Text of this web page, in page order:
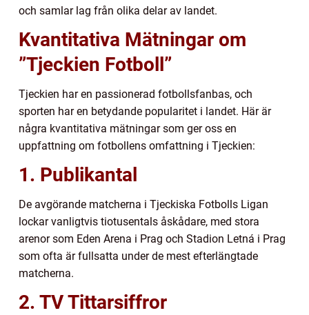
och samlar lag från olika delar av landet.
Kvantitativa Mätningar om
”Tjeckien Fotboll”
Tjeckien har en passionerad fotbollsfanbas, och
sporten har en betydande popularitet i landet. Här är
några kvantitativa mätningar som ger oss en
uppfattning om fotbollens omfattning i Tjeckien:
1. Publikantal
De avgörande matcherna i Tjeckiska Fotbolls Ligan
lockar vanligtvis tiotusentals åskådare, med stora
arenor som Eden Arena i Prag och Stadion Letná i Prag
som ofta är fullsatta under de mest efterlängtade
matcherna.
2. TV Tittarsiffror